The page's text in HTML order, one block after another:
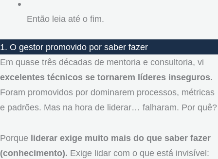
Então leia até o fim.
1. O gestor promovido por saber fazer
Em quase três décadas de mentoria e consultoria, vi
excelentes técnicos se tornarem líderes inseguros.
Foram promovidos por dominarem processos, métricas
e padrões. Mas na hora de liderar… falharam. Por quê?
Porque liderar exige muito mais do que saber fazer
(conhecimento). Exige lidar com o que está invisível: